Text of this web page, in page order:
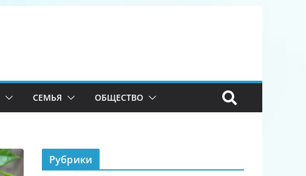
СЕМЬЯ ОБЩЕСТВО
Рубрики